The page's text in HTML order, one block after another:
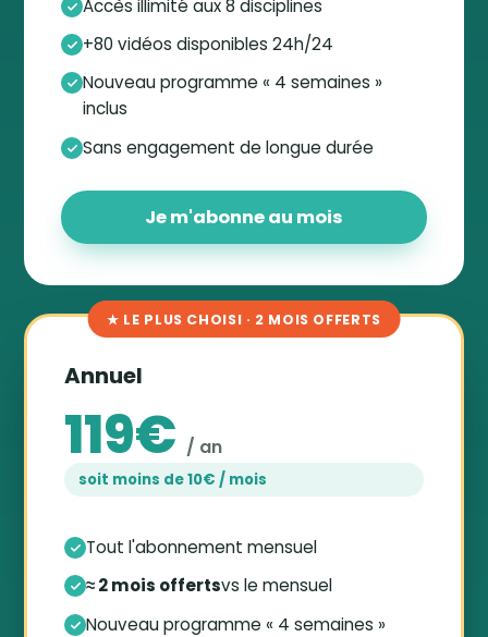
Accès illimité aux 8 disciplines
+80 vidéos disponibles 24h/24
Nouveau programme « 4 semaines »
inclus
Sans engagement de longue durée
Je m'abonne au mois
★ LE PLUS CHOISI · 2 MOIS OFFERTS
Annuel
119€ / an
soit moins de 10€ / mois
Tout l'abonnement mensuel
≈ 2 mois offertsvs le mensuel
Nouveau programme « 4 semaines »